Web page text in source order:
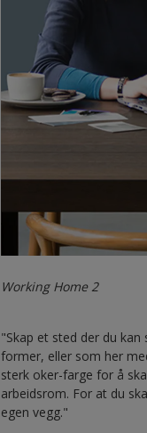
Working Home 2
"Skap et sted der du
former, eller som her
sterk oker-farge for å
arbeidsrom. For at du
egen vegg."